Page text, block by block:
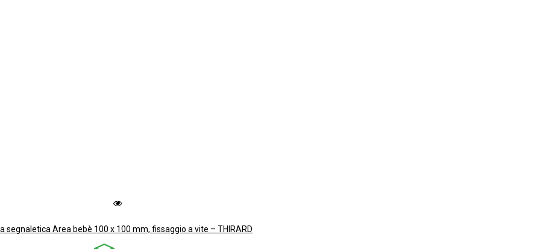
segnaletica Area bebè 100 x 100 mm, fissaggio a vite – THIRARD